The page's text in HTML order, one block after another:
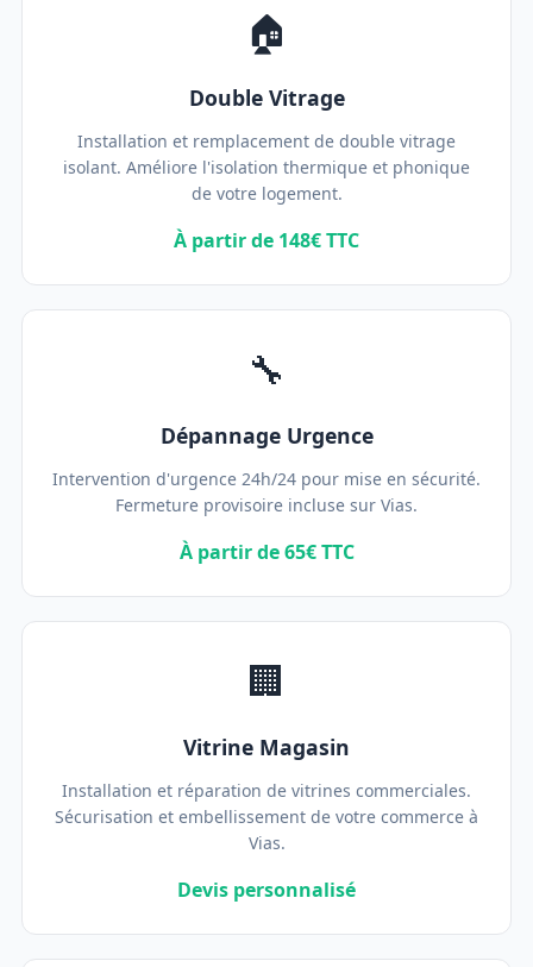
🏠
Double Vitrage
Installation et remplacement de double vitrage
isolant. Améliore l'isolation thermique et phonique
de votre logement.
À partir de 148€ TTC
🔧
Dépannage Urgence
Intervention d'urgence 24h/24 pour mise en sécurité.
Fermeture provisoire incluse sur Vias.
À partir de 65€ TTC
🏢
Vitrine Magasin
Installation et réparation de vitrines commerciales.
Sécurisation et embellissement de votre commerce à
Vias.
Devis personnalisé